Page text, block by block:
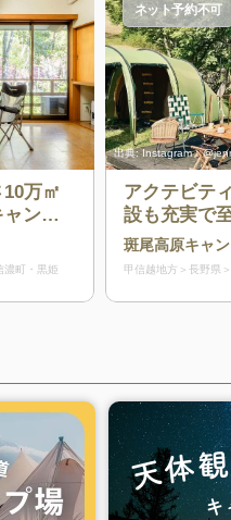
万㎡
ンプ
ーク
設内
濃町・黒姫
出典:Instagram：
ネット予約不可
アクテビテ
設も充実で
キャンプ場
斑尾高原キャ
甲信越地方 長野県